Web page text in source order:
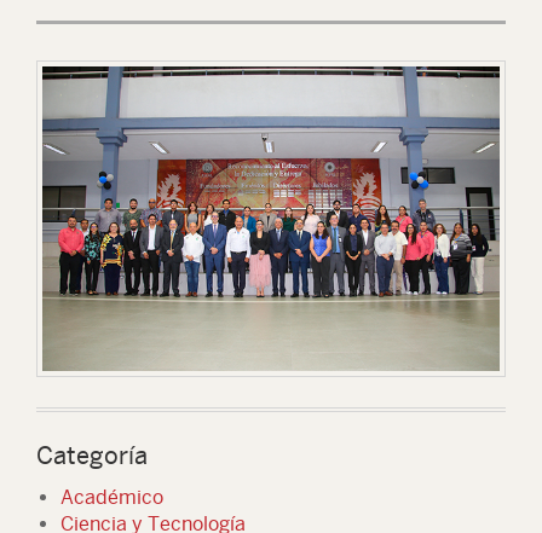
Categoría
Académico
Ciencia y Tecnología